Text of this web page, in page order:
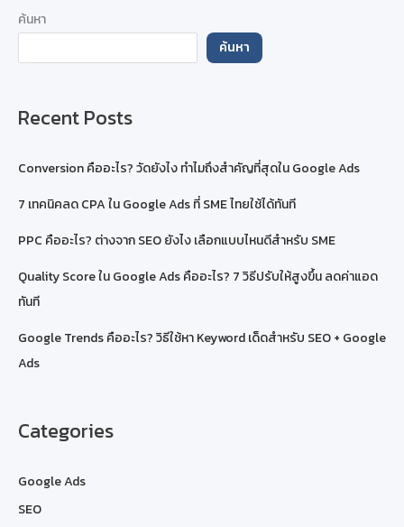
ต้อง
ใช้
งบ
ไหร่
ผล
ค้นหา
ค้นหา
Recent Posts
Conversion คืออะไร? วัดยังไง ทำไมถึงสำคัญที่สุดใน Google Ads
7 เทคนิคลด CPA ใน Google Ads ที่ SME ไทยใช้ได้ทันที
PPC คืออะไร? ต่างจาก SEO ยังไง เลือกแบบไหนดีสำหรับ SME
Quality Score ใน Google Ads คืออะไร? 7 วิธีปรับให้สูงขึ้น ลดค่าแอด
ทันที
Google Trends คืออะไร? วิธีใช้หา Keyword เด็ดสำหรับ SEO + Google
Ads
Categories
Google Ads
SEO